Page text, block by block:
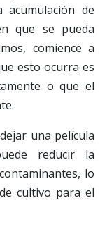
de
que se pueda
comience a
esto ocurra es
o que el
una película
reducir la
lo
cultivo para el